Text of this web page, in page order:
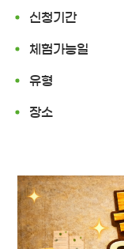
신청기간
체험가능일
유형
장소